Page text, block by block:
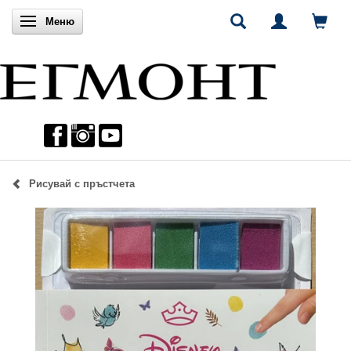
Включи навигацията
Меню
Рисувай с пръстчета